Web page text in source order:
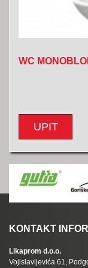
WC
UPIT
KONTAKT
Likaprom d.o.o.
Vojislavljevića 61,